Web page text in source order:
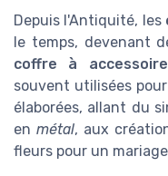
Depuis l'Antiquité, les
le temps, devenant
coffre à
souvent utilisées
élaborées, allant du
en métal, aux
fleurs pour un